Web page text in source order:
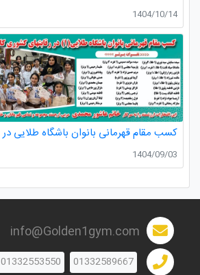
1404/10/14
1404/09/03
info@Golden1gym.com
01332589667
01332553550